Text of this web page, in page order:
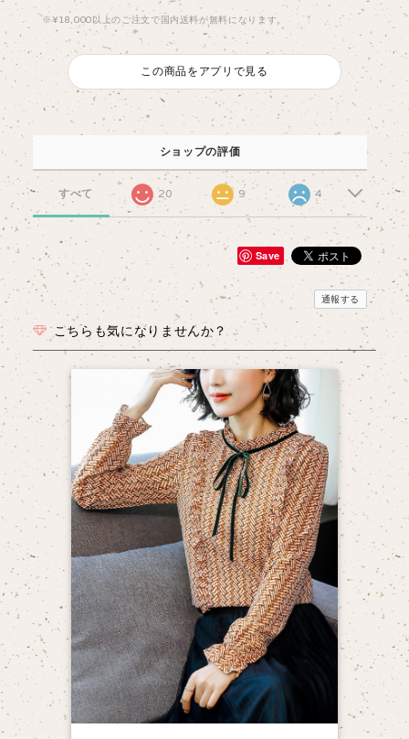
※¥18,000以上のご注文で国内送料が無料になります。
この商品をアプリで見る
ショップの評価
すべて 20 9 4
Save
通報する
こちらも気になりませんか？